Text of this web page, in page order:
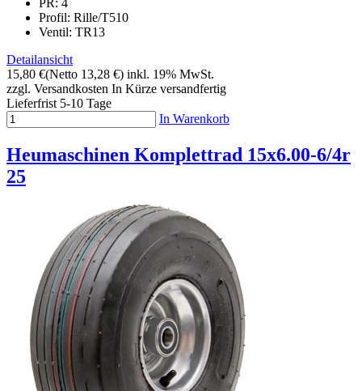
PR: 4
Profil: Rille/T510
Ventil: TR13
Detailansicht
15,80 €(Netto 13,28 €) inkl. 19% MwSt.
zzgl. Versandkosten In Kürze versandfertig
Lieferfrist 5-10 Tage
In Warenkorb
Heumaschinen Komplettrad 15x6.00-6/4r
25